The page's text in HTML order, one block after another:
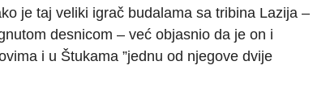
je taj veliki igrač budalama sa tribina Lazija –
desnicom – već objasnio da je on i
i u Štukama ”jednu od njegove dvije